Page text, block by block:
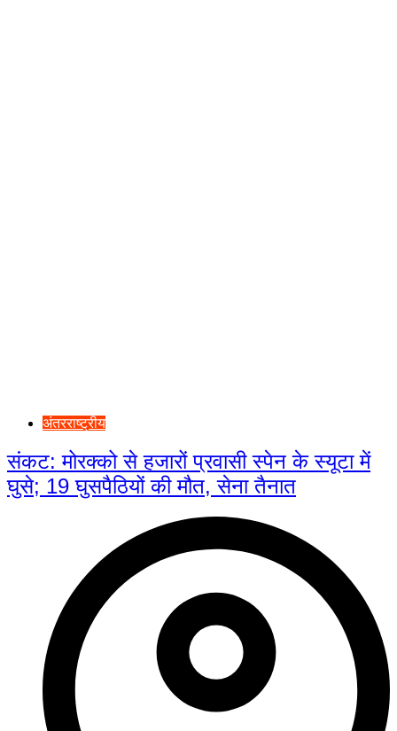
अंतरराष्ट्रीय
संकट: मोरक्को से हजारों प्रवासी स्पेन के स्यूटा में
घुसे; 19 घुसपैठियों की मौत, सेना तैनात